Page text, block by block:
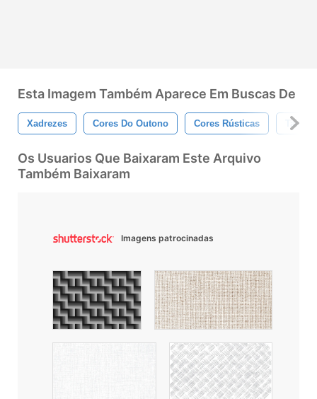
Esta Imagem Também Aparece Em Buscas De
Xadrezes Cores Do Outono Cores Rústicas Tartan
Os Usuarios Que Baixaram Este Arquivo
Também Baixaram
Imagens patrocinadas